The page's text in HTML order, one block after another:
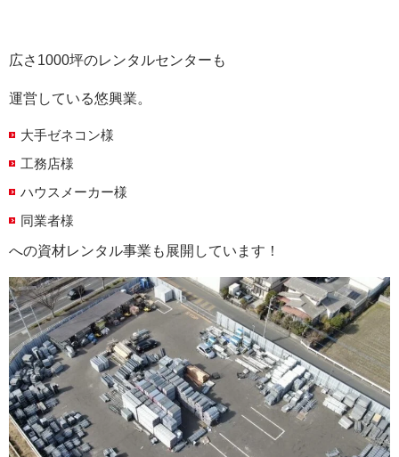
広さ1000坪のレンタルセンターも
運営している悠興業。
大手ゼネコン様
工務店様
ハウスメーカー様
同業者様
への資材レンタル事業も展開しています！